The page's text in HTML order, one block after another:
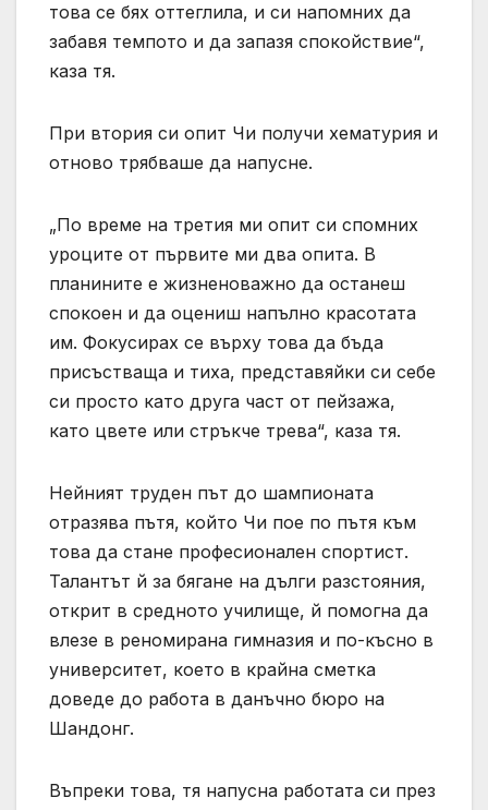
това се бях оттеглила, и си напомних да
забавя темпото и да запазя спокойствие“,
каза тя.
При втория си опит Чи получи хематурия и
отново трябваше да напусне.
„По време на третия ми опит си спомних
уроците от първите ми два опита. В
планините е жизненоважно да останеш
спокоен и да оцениш напълно красотата
им. Фокусирах се върху това да бъда
присъстваща и тиха, представяйки си себе
си просто като друга част от пейзажа,
като цвете или стръкче трева“, каза тя.
Нейният труден път до шампионата
отразява пътя, който Чи пое по пътя към
това да стане професионален спортист.
Талантът й за бягане на дълги разстояния,
открит в средното училище, й помогна да
влезе в реномирана гимназия и по-късно в
университет, което в крайна сметка
доведе до работа в данъчно бюро на
Шандонг.
Въпреки това, тя напусна работата си през